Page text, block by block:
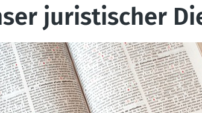
juristischer